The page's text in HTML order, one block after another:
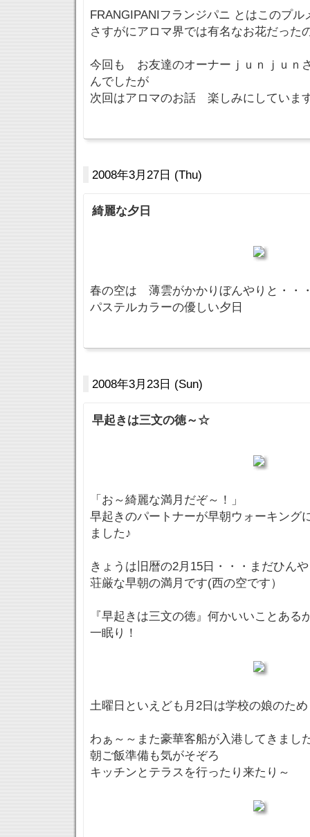
FRANGIPANIフランジパニ とはこのプル
さすがにアロマ界では有名なお花だった
今回も お友達のオーナーｊｕｎｊｕｎ
んでしたが
次回はアロマのお話 楽しみにしていま
2008年3月27日 (Thu)
綺麗な夕日
春の空は 薄雲がかかりぼんやりと・・
パステルカラーの優しい夕日
2008年3月23日 (Sun)
早起きは三文の徳～☆
「お～綺麗な満月だぞ～！」
早起きのパートナーが早朝ウォーキング
ました♪
きょうは旧暦の2月15日・・・まだひん
荘厳な早朝の満月です(西の空です）
『早起きは三文の徳』何かいいことある
一眠り！
土曜日といえども月2日は学校の娘のた
わぁ～～また豪華客船が入港してきまし
朝ご飯準備も気がそぞろ
キッチンとテラスを行ったり来たり～